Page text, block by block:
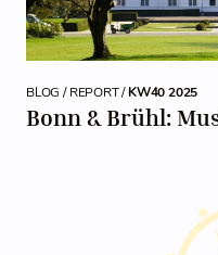
BLOG / REPORT /KW40 2025
Bonn & Brühl: